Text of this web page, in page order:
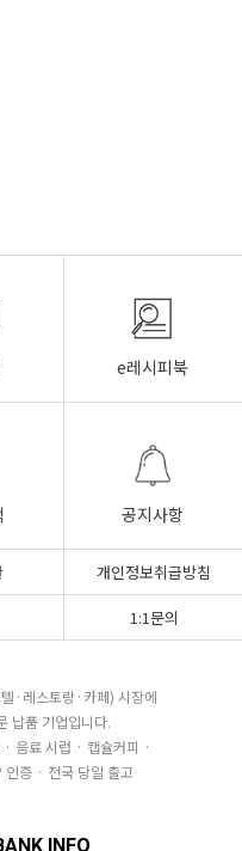
e레시피북
공지사항
개인정보취급방침
1:1문의
·레스토랑·카페) 시장에
납품 기업입니다.
음료 시럽 · 캡슐커피 ·
증 · 전국 당일 출고
INFO